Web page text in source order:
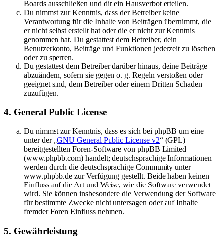
Boards ausschließen und dir ein Hausverbot erteilen.
Du nimmst zur Kenntnis, dass der Betreiber keine
Verantwortung für die Inhalte von Beiträgen übernimmt, die
er nicht selbst erstellt hat oder die er nicht zur Kenntnis
genommen hat. Du gestattest dem Betreiber, dein
Benutzerkonto, Beiträge und Funktionen jederzeit zu löschen
oder zu sperren.
Du gestattest dem Betreiber darüber hinaus, deine Beiträge
abzuändern, sofern sie gegen o. g. Regeln verstoßen oder
geeignet sind, dem Betreiber oder einem Dritten Schaden
zuzufügen.
4. General Public License
Du nimmst zur Kenntnis, dass es sich bei phpBB um eine
unter der „GNU General Public License v2“ (GPL)
bereitgestellten Foren-Software von phpBB Limited
(www.phpbb.com) handelt; deutschsprachige Informationen
werden durch die deutschsprachige Community unter
www.phpbb.de zur Verfügung gestellt. Beide haben keinen
Einfluss auf die Art und Weise, wie die Software verwendet
wird. Sie können insbesondere die Verwendung der Software
für bestimmte Zwecke nicht untersagen oder auf Inhalte
fremder Foren Einfluss nehmen.
5. Gewährleistung